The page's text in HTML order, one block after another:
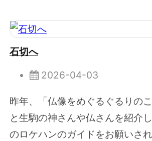
石切へ
2026-04-03
昨年、「仏像をめぐるぐるりの
と生駒の神さんや仏さんを紹介
のロケハンのガイドをお願いさ